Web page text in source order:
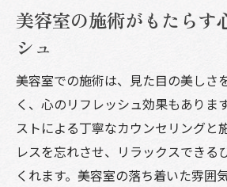
美容室の施術がもたらす
シュ
美容室での施術は、見た目の美しさ
く、心のリフレッシュ効果もありま
ストによる丁寧なカウンセリングと
レスを忘れさせ、リラックスできる
くれます。美容室の落ち着いた雰囲